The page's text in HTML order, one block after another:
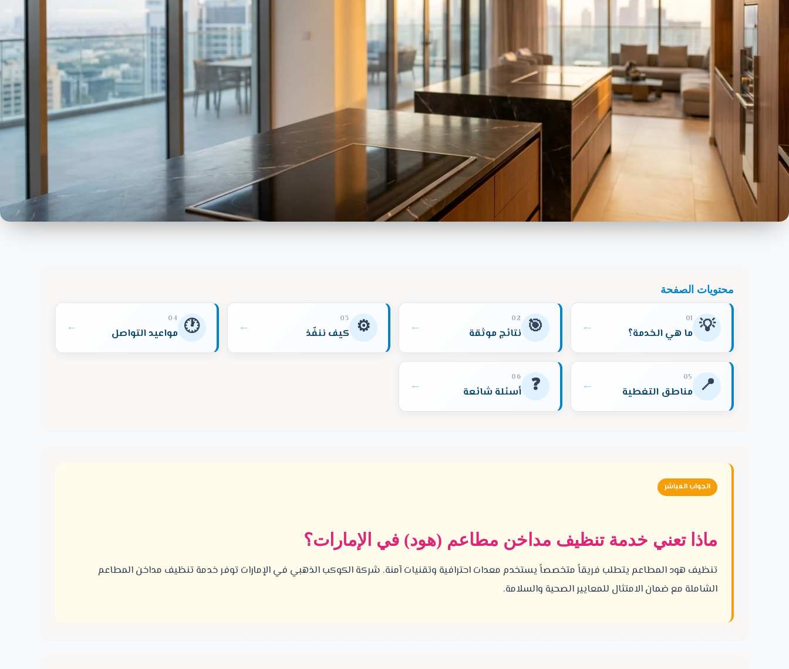
محتويات الصفحة
💡
01
ما هي الخدمة؟ ←
🎯
02
نتائج موثقة ←
⚙️
03
كيف ننفّذ ←
🕐
04
مواعيد التواصل ←
📍
05
مناطق التغطية ←
❓
06
أسئلة شائعة ←
الجواب المباشر
ماذا تعني خدمة تنظيف مداخن مطاعم (هود) في الإمارات؟
تنظيف هود المطاعم يتطلب فريقاً متخصصاً يستخدم معدات احترافية وتقنيات آمنة. شركة الكوكب الذهبي في الإمارات توفر خدمة تنظيف مداخن المطاعم
الشاملة مع ضمان الامتثال للمعايير الصحية والسلامة.